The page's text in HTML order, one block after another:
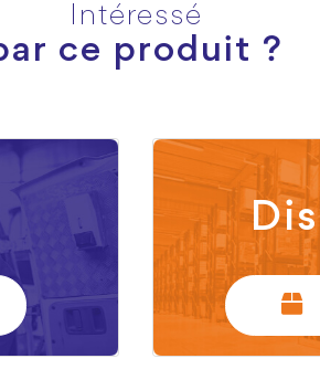
Intéressé
ce produit ?